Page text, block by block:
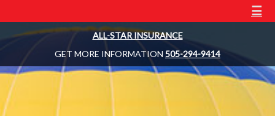
☰
ALL-STAR INSURANCE
GET MORE INFORMATION 505-294-9414